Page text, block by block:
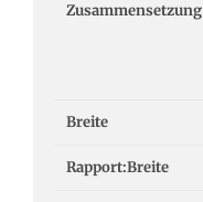
Zusammensetzung
Breite
Rapport:Breite